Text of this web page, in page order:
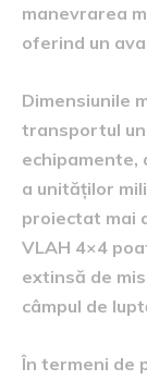
manevrarea
oferind un
Dimensiunile
transportul
echipamente,
a unităților
proiectat mai
VLAH 4×4
extinsă de
câmpul de
În termeni de